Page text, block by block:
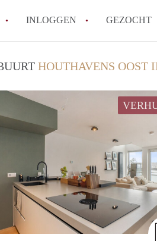
INLOGGEN GEZOCHT
Amsterdam?
Wat zijn de voordelen
Hoe vind je een
Wat zijn de
Kan je beter een
Alle veelgestelde
HOUTHAVENS OOST